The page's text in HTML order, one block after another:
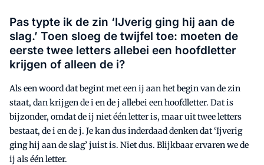
Pas typte ik de zin ‘IJverig ging hij aan de
slag.’ Toen sloeg de twijfel toe: moeten de
eerste twee letters allebei een hoofdletter
krijgen of alleen de i?
Als een woord dat begint met een ij aan het begin van de zin
staat, dan krijgen de i en de j allebei een hoofdletter. Dat is
bijzonder, omdat de ij niet één letter is, maar uit twee letters
bestaat, de i en de j. Je kan dus inderdaad denken dat ‘Ijverig
ging hij aan de slag’ juist is. Niet dus. Blijkbaar ervaren we de
ij als één letter.